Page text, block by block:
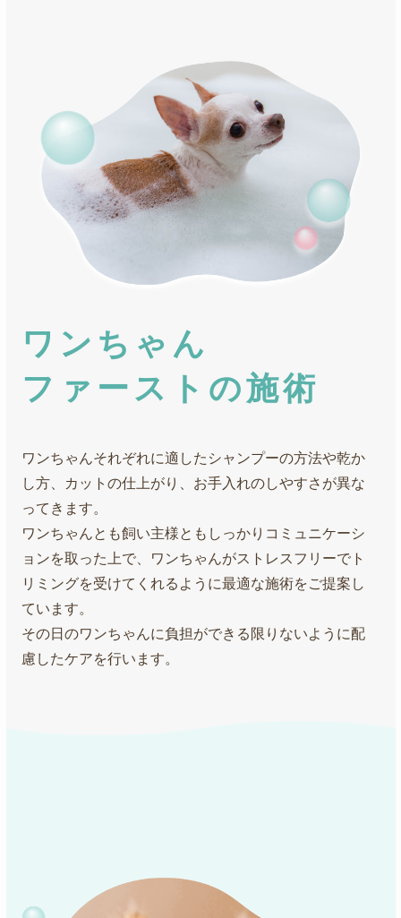
ワンちゃん
ファーストの施術
ワンちゃんそれぞれに適したシャンプーの方法や乾か
し方、カットの仕上がり、お手入れのしやすさが異な
ってきます。
ワンちゃんとも飼い主様ともしっかりコミュニケーシ
ョンを取った上で、ワンちゃんがストレスフリーでト
リミングを受けてくれるように最適な施術をご提案し
ています。
その日のワンちゃんに負担ができる限りないように配
慮したケアを行います。